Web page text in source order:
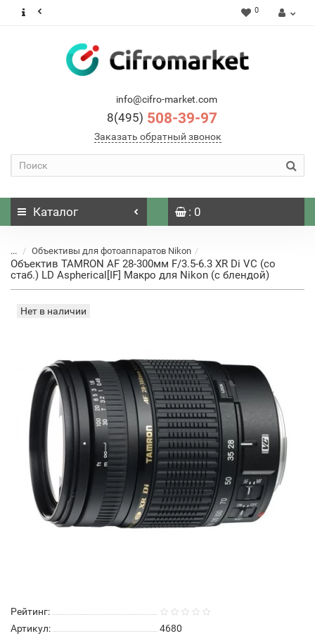
0
info@cifro-market.com
8(495) 508-39-97
Заказать обратный звонок
Каталог : 0
... Объективы для фотоаппаратов Nikon
Объектив TAMRON AF 28-300мм F/3.5-6.3 XR Di VC (со
стаб.) LD Aspherical[IF] Макро для Nikon (с блендой)
Нет в наличии
Рейтинг:
Артикул:
4680